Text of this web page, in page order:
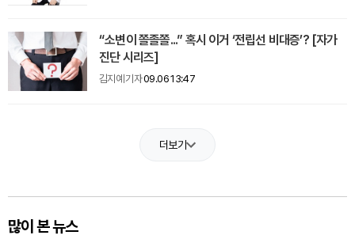
“소변이 쫄졸쫄...” 혹시 이거 ‘전립선 비대증’? [자가
진단 시리즈]
김지예 기자09.06 13:47
더보기
많이 본 뉴스